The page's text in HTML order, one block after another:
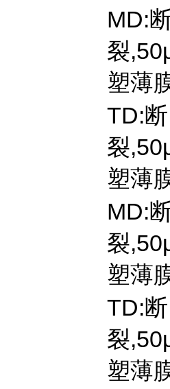
MD:
裂
塑薄
TD:断
裂
塑薄
MD:
裂
塑薄
TD:断
裂
塑薄